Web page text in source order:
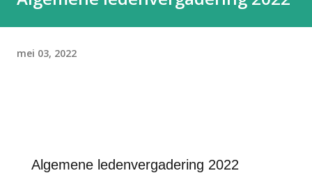
mei 03, 2022
Algemene ledenvergadering 2022